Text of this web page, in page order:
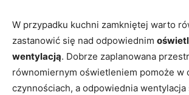
W przypadku kuchni zamkniętej warto
zastanowić się nad odpowiednim
wentylacją. Dobrze zaplanowana
równomiernym oświetleniem pomoże w
czynnościach, a odpowiednia wentylacja